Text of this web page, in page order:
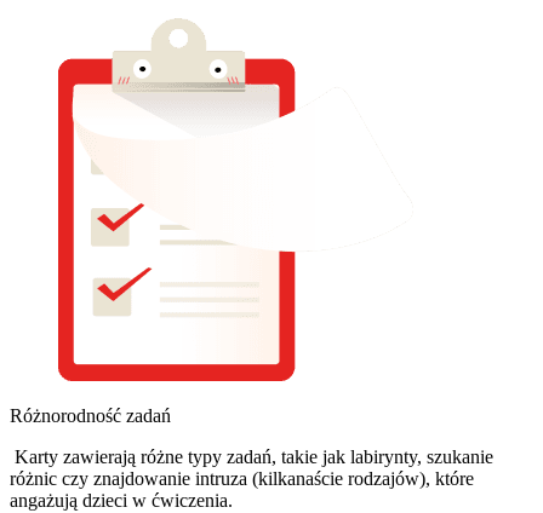
Różnorodność zadań
Karty zawierają różne typy zadań, takie jak labirynty, szukanie
różnic czy znajdowanie intruza (kilkanaście rodzajów), które
angażują dzieci w ćwiczenia.